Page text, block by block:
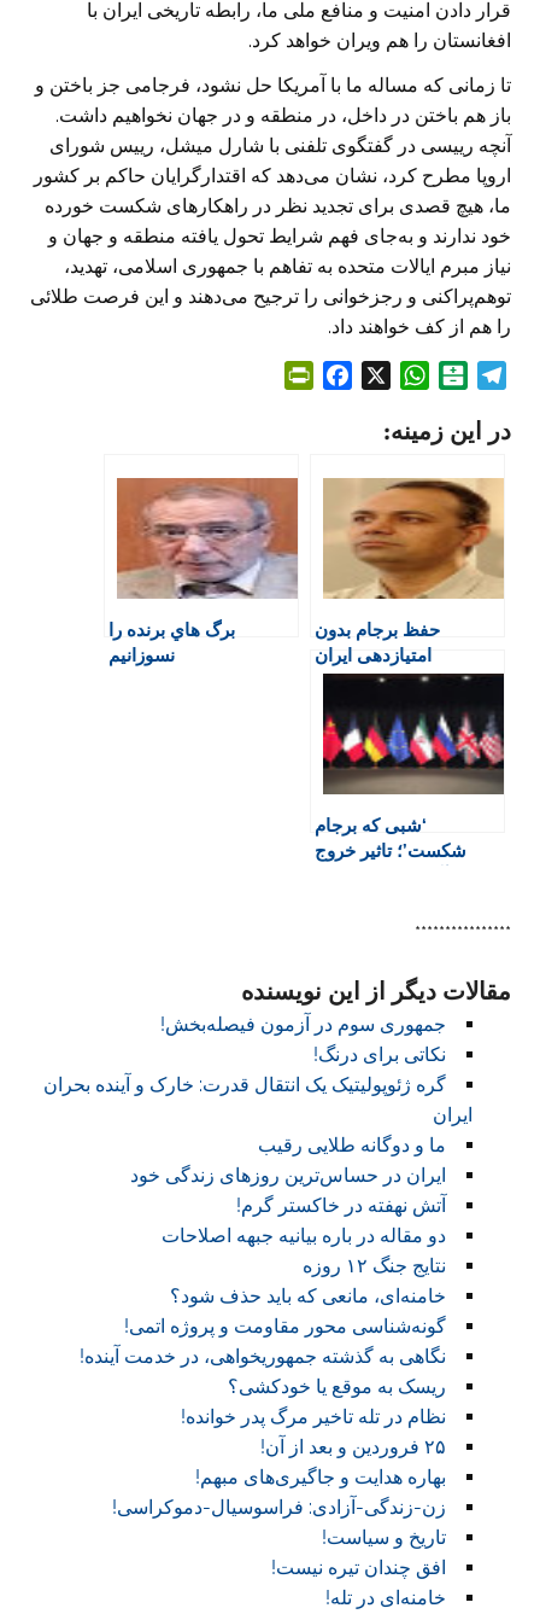
قرار دادن امنیت و منافع ملی ما، رابطه تاریخی ایران با
افغانستان را هم ویران خواهد کرد.
تا زمانی که مساله ما با آمریکا حل نشود، فرجامی جز باختن و
باز هم باختن در داخل، در منطقه و در جهان نخواهیم داشت.
آنچه رییسی در گفتگوی تلفنی با شارل میشل، رییس شورای
اروپا مطرح کرد، نشان می‌دهد که اقتدارگرایان حاکم بر کشور
ما، هیچ قصدی برای تجدید نظر در راهکار‌های شکست خورده
خود ندارند و به‌جای فهم شرایط تحول یافته منطقه و جهان و
نیاز مبرم ایالات متحده به تفاهم با جمهوری اسلامی، تهدید،
توهم‌پراکنی و رجزخوانی را ترجیح می‌دهند و این فرصت طلائی
را هم از کف خواهند داد.
l
g
r
a
m
t
a
r
i
n
W
a
s
A
p
p
F
r
e
در این زمینه:
حفظ برجام بدون
امتیازدهی ایران
امکان‌پذیر نیست
برگ هاي برنده را
نسوزانيم
‘شبی که برجام
شکست’؛ تاثیر خروج
****************
مقالات دیگر از این نویسنده
جمهوری سوم در آزمون فیصله‌بخش!
نکاتی برای درنگ!
گره ژئوپولیتیک یک انتقال قدرت: خارک و آینده بحران
ایران
ما و دوگانه طلایی رقیب
ایران در حساس‌ترین روزهای زندگی خود
آتش نهفته در خاکستر گرم!
دو مقاله در باره بیانیه جبهه اصلاحات
نتایج جنگ ۱۲ روزه
خامنه‌ای، مانعی که باید حذف شود؟
گونه‌شناسی محور مقاومت و پروژه اتمی!
نگاهی به گذشته جمهوریخواهی، در خدمت آینده!
ریسک به موقع یا خودکشی؟
نظام در تله تاخیر مرگ پدر خوانده!
۲۵ فروردین و بعد از آن!
بهاره هدایت و جاگیری‌های مبهم!
زن-زندگی-آزادی: فراسوسیال-دموکراسی!
تاریخ و سیاست!
افق چندان تیره نیست!
خامنه‌ای در تله!